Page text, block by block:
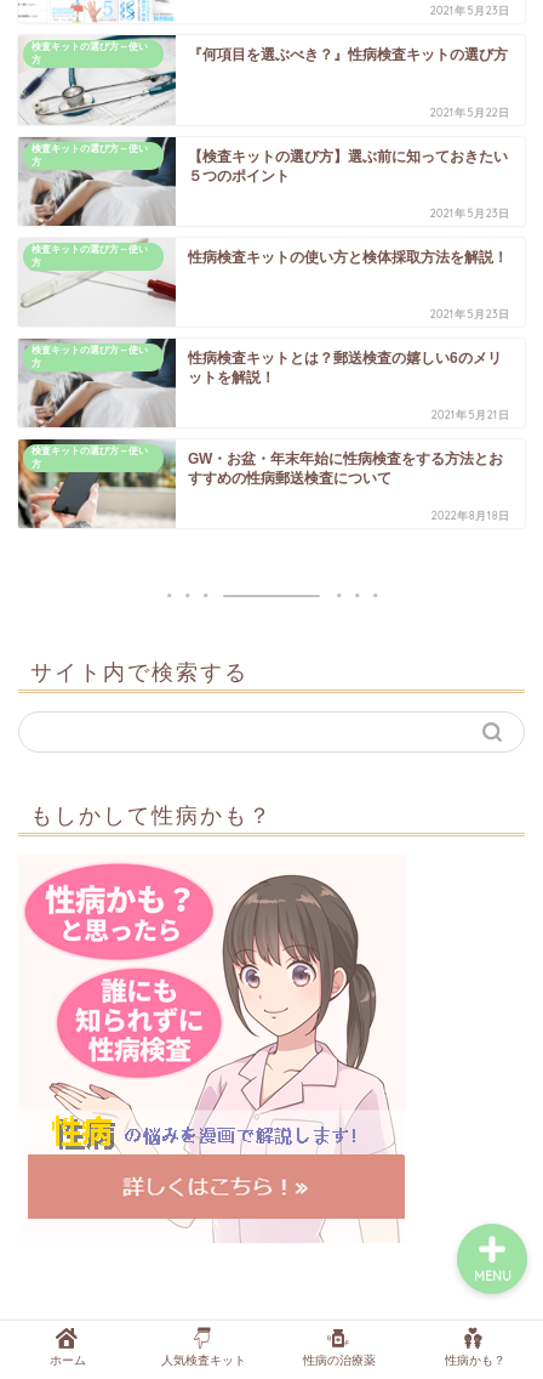
2021年5月23日
検査キットの選び方～使い
方
『何項目を選ぶべき？』性病検査キットの選び方
2021年5月22日
検査キットの選び方～使い
方
【検査キットの選び方】選ぶ前に知っておきたい
５つのポイント
2021年5月23日
検査キットの選び方～使い
方
性病検査キットの使い方と検体採取方法を解説！
2021年5月23日
検査キットの選び方～使い
方
性病検査キットとは？郵送検査の嬉しい6のメリ
ットを解説！
2021年5月21日
検査キットの選び方～使い
方
GW・お盆・年末年始に性病検査をする方法とお
すすめの性病郵送検査について
2022年8月18日
サイト内で検索する
もしかして性病かも？
性病検査キット人気ランキング！
ホーム 人気検査キット 性病の治療薬 性病かも？
MENU
症状から調べる
行為から調べる
性病検査キットを探す
性病の薬・抗生物質を探